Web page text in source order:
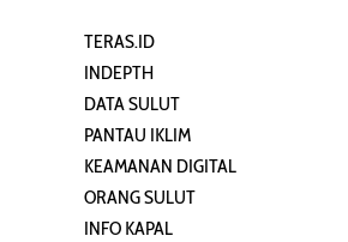
TERAS.ID
INDEPTH
DATA SULUT
PANTAU IKLIM
KEAMANAN DIGITAL
ORANG SULUT
INFO KAPAL